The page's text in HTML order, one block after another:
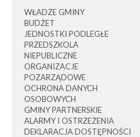
WŁADZE GMINY
BUDŻET
JEDNOSTKI PODLEGŁE
PRZEDSZKOLA
NIEPUBLICZNE
ORGANIZACJE
POZARZĄDOWE
OCHRONA DANYCH
OSOBOWYCH
GMINY PARTNERSKIE
ALARMY I OSTRZEŻENIA
DEKLARACJA DOSTĘPNOŚCI